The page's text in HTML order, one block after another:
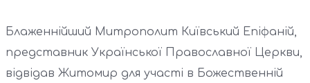
Блаженнійший Митрополит Київський Епіфаній,
представник Української Православної Церкви,
відвідав Житомир для участі в Божественній